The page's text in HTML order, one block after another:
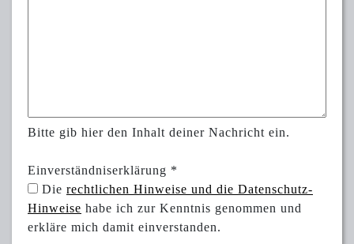
Bitte gib hier den Inhalt deiner Nachricht ein.
Einverständniserklärung *
Die rechtlichen Hinweise und die Datenschutz-
Hinweise habe ich zur Kenntnis genommen und
erkläre mich damit einverstanden.